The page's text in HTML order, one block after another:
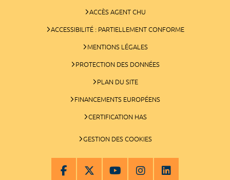
ACCÈS AGENT CHU
ACCESSIBILITÉ : PARTIELLEMENT CONFORME
MENTIONS LÉGALES
PROTECTION DES DONNÉES
PLAN DU SITE
FINANCEMENTS EUROPÉENS
CERTIFICATION HAS
GESTION DES COOKIES